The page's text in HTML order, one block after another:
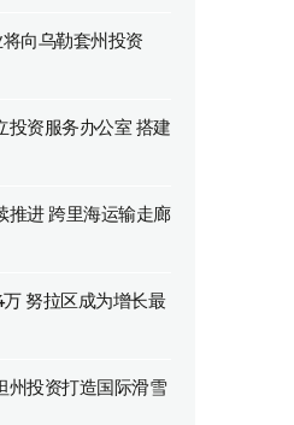
向乌勒套州投资
投资服务办公室 搭建
推进 跨里海运输走廊
努拉区成为增长最
州投资打造国际滑雪